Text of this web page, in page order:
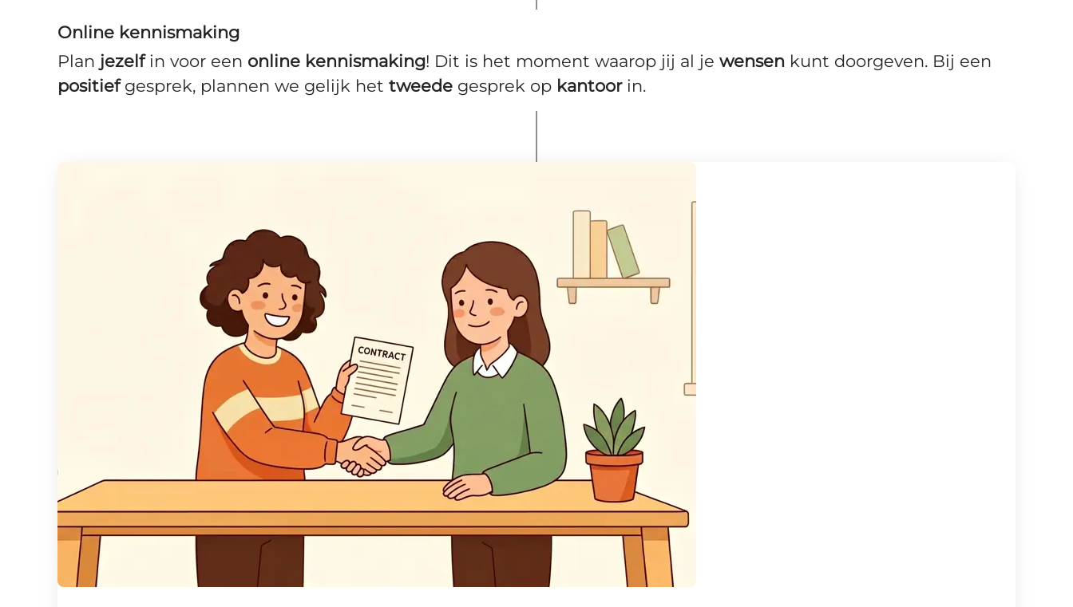
Online kennismaking
Plan jezelfin voor een online kennismaking! Dit is het moment waarop jij al je wensen kunt doorgeven. Bij een
positiefgesprek, plannen we gelijk het tweede gesprek op kantoorin.